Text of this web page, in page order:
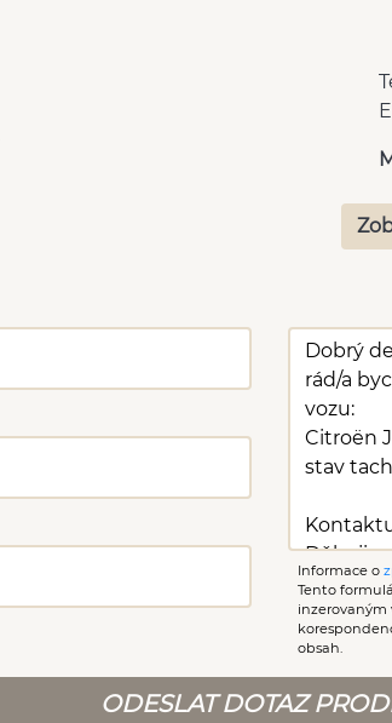
Informace o
Tento
inzerovaným
obsah.
ODESLAT DOTAZ